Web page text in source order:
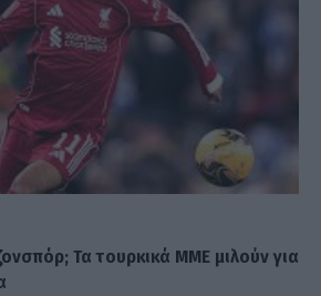
Τα τουρκικά ΜΜΕ μιλούν για